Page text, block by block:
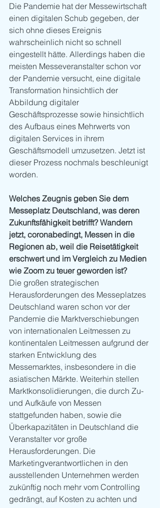
Die Pandemie hat der Messewirtschaft
einen digitalen Schub gegeben, der
sich ohne dieses Ereignis
wahrscheinlich nicht so schnell
eingestellt hätte. Allerdings haben die
meisten Messeveranstalter schon vor
der Pandemie versucht, eine digitale
Transformation hinsichtlich der
Abbildung digitaler
Geschäftsprozesse sowie hinsichtlich
des Aufbaus eines Mehrwerts von
digitalen Services in ihrem
Geschäftsmodell umzusetzen. Jetzt ist
dieser Prozess nochmals beschleunigt
worden.
Welches Zeugnis geben Sie dem
Messeplatz Deutschland, was deren
Zukunftsfähigkeit betrifft? Wandern
jetzt, coronabedingt, Messen in die
Regionen ab, weil die Reisetätigkeit
erschwert und im Vergleich zu Medien
wie Zoom zu teuer geworden ist?
Die großen strategischen
Herausforderungen des Messeplatzes
Deutschland waren schon vor der
Pandemie die Marktverschiebungen
von internationalen Leitmessen zu
kontinentalen Leitmessen aufgrund der
starken Entwicklung des
Messemarktes, insbesondere in die
asiatischen Märkte. Weiterhin stellen
Marktkonsolidierungen, die durch Zu-
und Aufkäufe von Messen
stattgefunden haben, sowie die
Überkapazitäten in Deutschland die
Veranstalter vor große
Herausforderungen. Die
Marketingverantwortlichen in den
ausstellenden Unternehmen werden
zukünftig noch mehr vom Controlling
gedrängt, auf Kosten zu achten und